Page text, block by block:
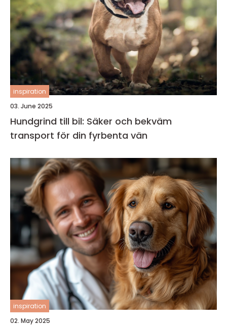
inspiration
03. June 2025
Hundgrind till bil: Säker och bekväm
transport för din fyrbenta vän
inspiration
02. May 2025